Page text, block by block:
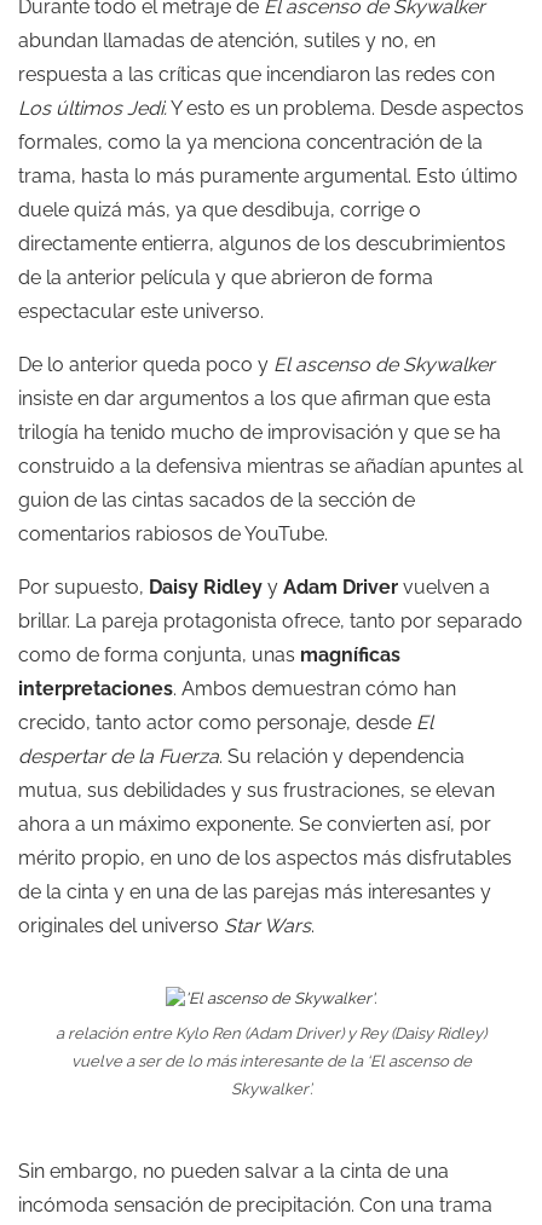
Durante todo el metraje de El ascenso de Skywalker
abundan llamadas de atención, sutiles y no, en
respuesta a las críticas que incendiaron las redes con
Los últimos Jedi.Y esto es un problema. Desde aspectos
formales, como la ya menciona concentración de la
trama, hasta lo más puramente argumental. Esto último
duele quizá más, ya que desdibuja, corrige o
directamente entierra, algunos de los descubrimientos
de la anterior película y que abrieron de forma
espectacular este universo.
De lo anterior queda poco y El ascenso de Skywalker
insiste en dar argumentos a los que afirman que esta
trilogía ha tenido mucho de improvisación y que se ha
construido a la defensiva mientras se añadían apuntes al
guion de las cintas sacados de la sección de
comentarios rabiosos de YouTube.
Por supuesto, Daisy Ridley y Adam Driver vuelven a
brillar. La pareja protagonista ofrece, tanto por separado
como de forma conjunta, unas magníficas
interpretaciones. Ambos demuestran cómo han
crecido, tanto actor como personaje, desde El
despertar de la Fuerza. Su relación y dependencia
mutua, sus debilidades y sus frustraciones, se elevan
ahora a un máximo exponente. Se convierten así, por
mérito propio, en uno de los aspectos más disfrutables
de la cinta y en una de las parejas más interesantes y
originales del universo Star Wars.
a relación entre Kylo Ren (Adam Driver) y Rey (Daisy Ridley)
vuelve a ser de lo más interesante de la ‘El ascenso de
Skywalker’.
Sin embargo, no pueden salvar a la cinta de una
incómoda sensación de precipitación. Con una trama